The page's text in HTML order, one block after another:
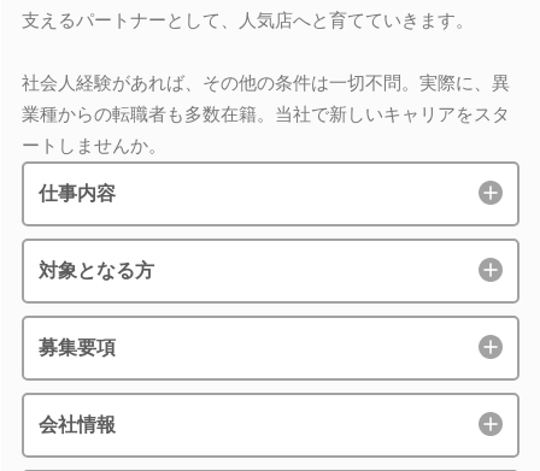
支えるパートナーとして、人気店へと育てていきます。
社会人経験があれば、その他の条件は一切不問。実際に、異
業種からの転職者も多数在籍。当社で新しいキャリアをスタ
ートしませんか。
仕事内容
対象となる方
募集要項
会社情報